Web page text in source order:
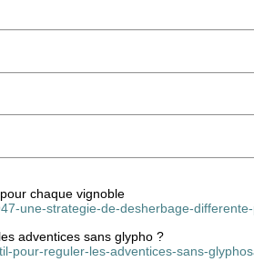
chaque vignoble
une-strategie-de-desherbage-
adventices sans glypho ?
pour-reguler-les-adventices-sans-